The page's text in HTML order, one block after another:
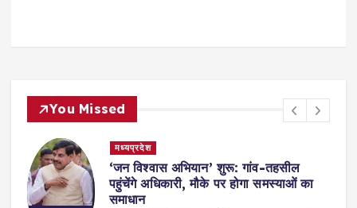
You Missed
मध्यप्रदेश
‘जन विश्वास अभियान’ शुरू: गांव-तहसील
पहुंचेंगे अधिकारी, मौके पर होगा समस्याओं का
समाधान